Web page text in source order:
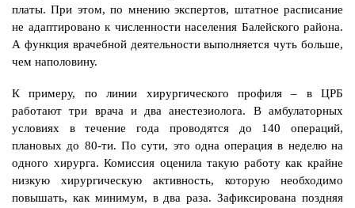
платы. При этом, по мнению экспертов, штатное расписание
не адаптировано к численности населения Балейского района.
А функция врачебной деятельности выполняется чуть больше,
чем наполовину.
К примеру, по линии хирургического профиля – в ЦРБ
работают три врача и два анестезиолога. В амбулаторных
условиях в течение года проводятся до 140 операций,
плановых до 80-ти. По сути, это одна операция в неделю на
одного хирурга. Комиссия оценила такую работу как крайне
низкую хирургическую активность, которую необходимо
повышать, как минимум, в два раза. Зафиксирована поздняя